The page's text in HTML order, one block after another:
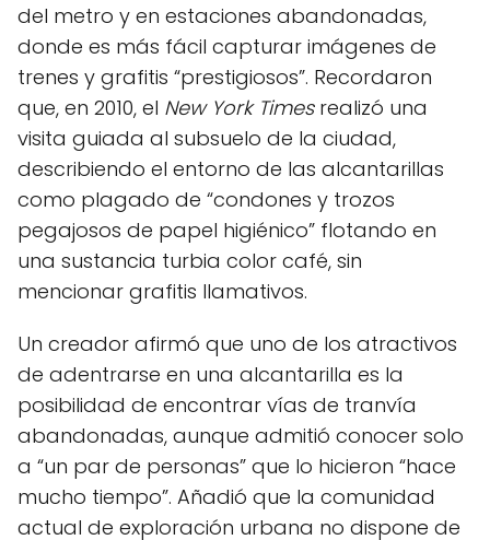
del metro y en estaciones abandonadas,
donde es más fácil capturar imágenes de
trenes y grafitis “prestigiosos”. Recordaron
que, en 2010, el New York Timesrealizó una
visita guiada al subsuelo de la ciudad,
describiendo el entorno de las alcantarillas
como plagado de “condones y trozos
pegajosos de papel higiénico” flotando en
una sustancia turbia color café, sin
mencionar grafitis llamativos.
Un creador afirmó que uno de los atractivos
de adentrarse en una alcantarilla es la
posibilidad de encontrar vías de tranvía
abandonadas, aunque admitió conocer solo
a “un par de personas” que lo hicieron “hace
mucho tiempo”. Añadió que la comunidad
actual de exploración urbana no dispone de